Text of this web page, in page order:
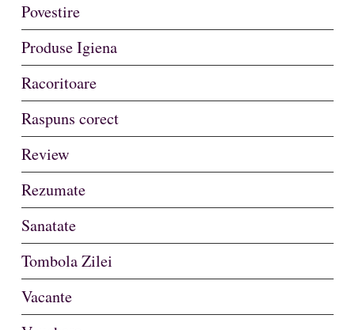
Povestire
Produse Igiena
Racoritoare
Raspuns corect
Review
Rezumate
Sanatate
Tombola Zilei
Vacante